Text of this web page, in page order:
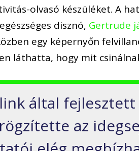
olvasó készüléket. A
disznó, Gertrude
egy képernyőn
láthatta, hogy mit
által
az